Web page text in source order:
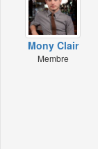
Mony Clair
Membre